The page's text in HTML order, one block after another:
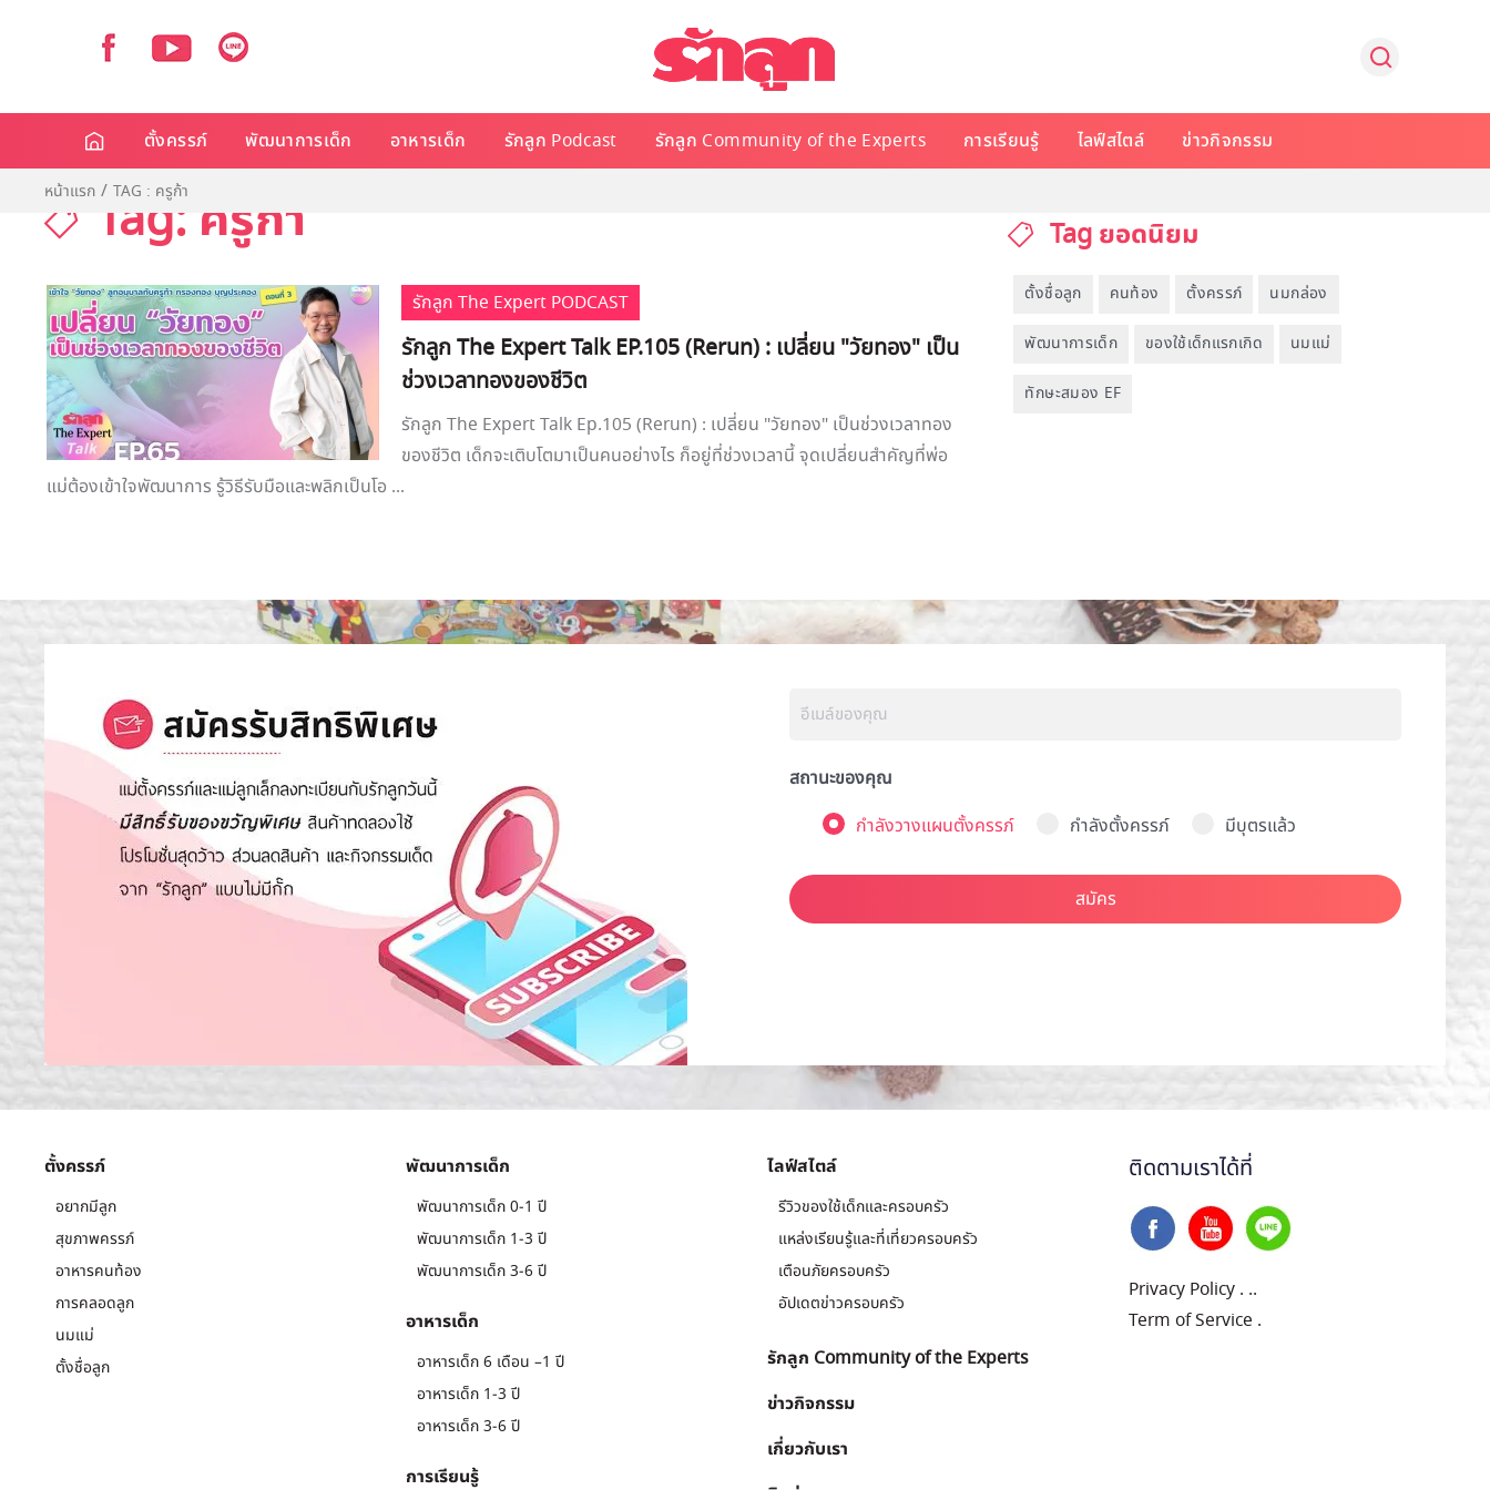
ตั้งครรภ์ พัฒนาการเด็ก อาหารเด็ก รักลูก Podcast รักลูก Community of the Experts การเรียนรู้ ไลฟ์สไตล์ ข่าวกิจกรรม
หน้าแรก TAG : ครูก้า
Tag: ครูก้า
รักลูก The Expert PODCAST
รักลูก The Expert Talk EP.105 (Rerun) : เปลี่ยน "วัยทอง" เป็น
ช่วงเวลาทองของชีวิต
รักลูก The Expert Talk Ep.105 (Rerun) : เปลี่ยน "วัยทอง" เป็นช่วงเวลาทอง
ของชีวิต เด็กจะเติบโตมาเป็นคนอย่างไร ก็อยู่ที่ช่วงเวลานี้ จุดเปลี่ยนสำคัญที่พ่อ
แม่ต้องเข้าใจพัฒนาการ รู้วิธีรับมือและพลิกเป็นโอ ...
Tag ยอดนิยม
ตั้งชื่อลูก คนท้อง ตั้งครรภ์ นมกล่อง
พัฒนาการเด็ก ของใช้เด็กแรกเกิด นมแม่
ทักษะสมอง EF
สถานะของคุณ
กำลังวางแผนตั้งครรภ์
กำลังตั้งครรภ์ มีบุตรแล้ว
สมัคร
ตั้งครรภ์
อยากมีลูก
สุขภาพครรภ์
อาหารคนท้อง
การคลอดลูก
นมแม่
ตั้งชื่อลูก
พัฒนาการเด็ก
พัฒนาการเด็ก 0-1 ปี
พัฒนาการเด็ก 1-3 ปี
พัฒนาการเด็ก 3-6 ปี
อาหารเด็ก
อาหารเด็ก 6 เดือน –1 ปี
อาหารเด็ก 1-3 ปี
อาหารเด็ก 3-6 ปี
การเรียนรู้
ไลฟ์สไตล์
รีวิวของใช้เด็กและครอบครัว
แหล่งเรียนรู้และที่เที่ยวครอบครัว
เตือนภัยครอบครัว
อัปเดตข่าวครอบครัว
รักลูก Community of the Experts
ข่าวกิจกรรม
เกี่ยวกับเรา
ติดตามเราได้ที่
Privacy Policy . ..
Term of Service .